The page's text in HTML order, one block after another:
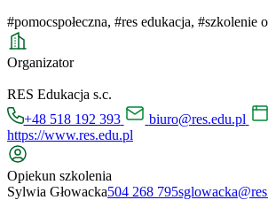
#pomocspołeczna, #res edukacja, #szkolenie
Organizator
RES Edukacja s.c.
+48 518 192 393
biuro@res.edu.pl
https://www.res.edu.pl
Opiekun szkolenia
Sylwia Głowacka504 268 795